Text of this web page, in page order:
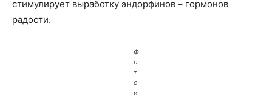
стимулирует выработку эндорфинов – гормонов
радости.
Ф
о
т
о
и